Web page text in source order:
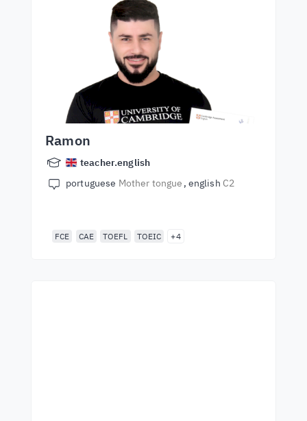
Ramon
teacher.english
portuguese Mother tongue english C2
FCE CAE TOEFL TOEIC +4